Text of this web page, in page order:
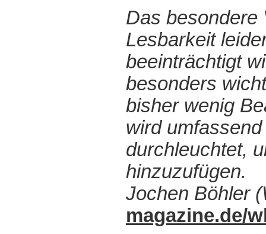
Das besondere
Lesbarkeit
beeinträchtigt
besonders
bisher wenig
wird
durchleuchtet,
hinzuzufügen.
Jochen Böhler
magazine.de/